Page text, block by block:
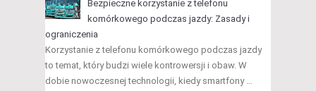
Bezpieczne korzystanie z telefonu
komórkowego podczas jazdy: Zasady i
ograniczenia
Korzystanie z telefonu komórkowego podczas jazdy
to temat, który budzi wiele kontrowersji i obaw. W
dobie nowoczesnej technologii, kiedy smartfony …